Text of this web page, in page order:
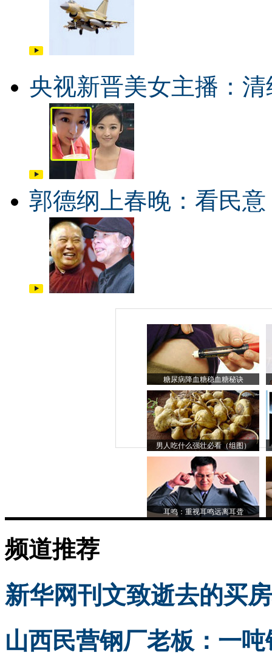
央视新晋美女主播：清
郭德纲上春晚：看民意
糖尿病降血糖稳血糖秘诀
男人吃什么强壮必看（组图）
耳鸣：重视耳鸣远离耳聋
频道推荐
新华网刊文致逝去的买
山西民营钢厂老板：一